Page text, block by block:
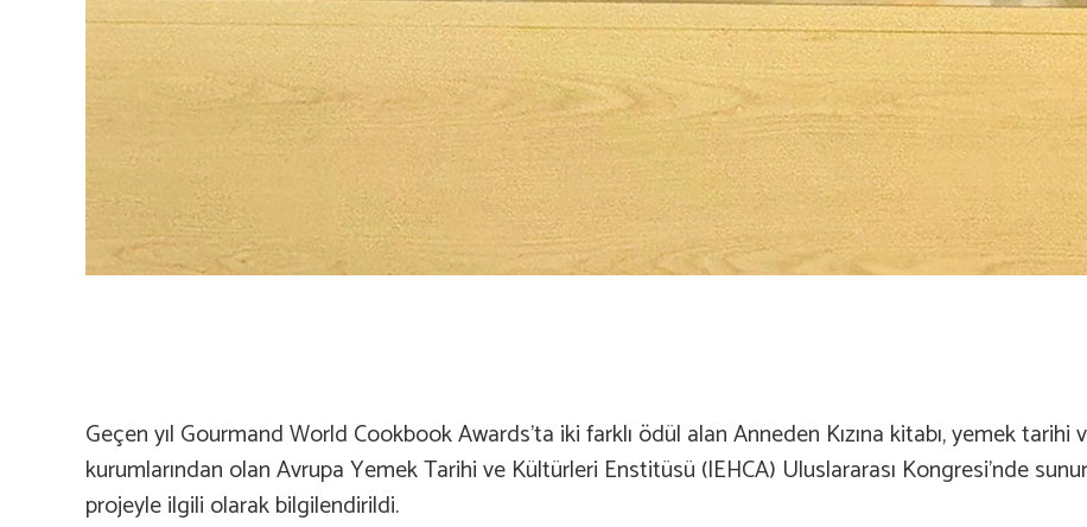
Geçen yıl Gourmand World Cookbook Awards’ta iki farklı ödül alan Anneden Kızına kitabı, yemek tarihi
kurumlarından olan Avrupa Yemek Tarihi ve Kültürleri Enstitüsü (IEHCA) Uluslararası Kongresi’nde
projeyle ilgili olarak bilgilendirildi.